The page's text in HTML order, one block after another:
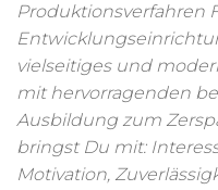
Produktionsverfahren
vielseitiges und
mit hervorragenden
Ausbildung zum
bringst Du mit:
Motivation,